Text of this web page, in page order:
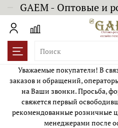
GAEM - Оптовые и
Уважаемые покупатели! В
заказов и обращений,
на Ваши звонки. Просьба,
свяжется первый
рекомендованные розничные
менеджерами после